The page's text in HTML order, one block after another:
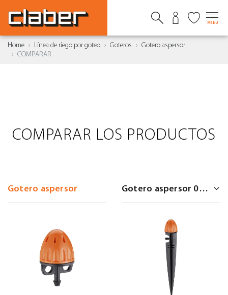
MENU
Home Línea de riego por goteo Goteros
Gotero aspersor
COMPARAR
COMPARAR LOS PRODUCTOS